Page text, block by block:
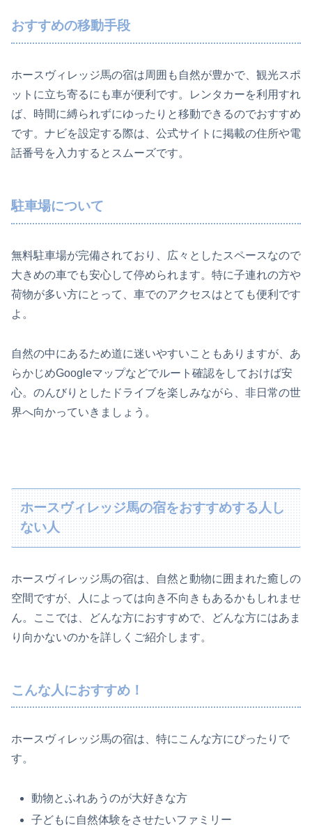
おすすめの移動手段
ホースヴィレッジ馬の宿は周囲も自然が豊かで、観光スポ
ットに立ち寄るにも車が便利です。レンタカーを利用すれ
ば、時間に縛られずにゆったりと移動できるのでおすすめ
です。ナビを設定する際は、公式サイトに掲載の住所や電
話番号を入力するとスムーズです。
駐車場について
無料駐車場が完備されており、広々としたスペースなので
大きめの車でも安心して停められます。特に子連れの方や
荷物が多い方にとって、車でのアクセスはとても便利です
よ。
自然の中にあるため道に迷いやすいこともありますが、あ
らかじめGoogleマップなどでルート確認をしておけば安
心。のんびりとしたドライブを楽しみながら、非日常の世
界へ向かっていきましょう。
ホースヴィレッジ馬の宿をおすすめする人し
ない人
ホースヴィレッジ馬の宿は、自然と動物に囲まれた癒しの
空間ですが、人によっては向き不向きもあるかもしれませ
ん。ここでは、どんな方におすすめで、どんな方にはあま
り向かないのかを詳しくご紹介します。
こんな人におすすめ！
ホースヴィレッジ馬の宿は、特にこんな方にぴったりで
す。
動物とふれあうのが大好きな方
子どもに自然体験をさせたいファミリー